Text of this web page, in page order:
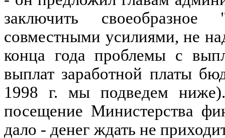
заключить своеобразное
совместными усилиями, не
конца года проблемы с
выплат заработной платы
1998 г. мы подведем
посещение Министерства
дало - денег ждать не